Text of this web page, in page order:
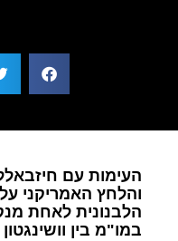
העימות עם
והלחץ האמריקני
הלבנונית לאחת
במו"מ בין